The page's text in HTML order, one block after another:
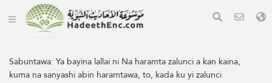
Sabuntawa:Ya bayina lallai ni Na haramta zalunci a kan kaina,
kuma na sanyashi abin haramtawa, to, kada ku yi zalunci